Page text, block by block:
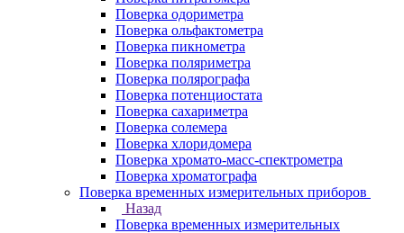
Поверка одориметра
Поверка ольфактометра
Поверка пикнометра
Поверка поляриметра
Поверка полярографа
Поверка потенциостата
Поверка сахариметра
Поверка солемера
Поверка хлоридомера
Поверка хромато-масс-спектрометра
Поверка хроматографа
Поверка временных измерительных приборов
Назад
Поверка временных измерительных